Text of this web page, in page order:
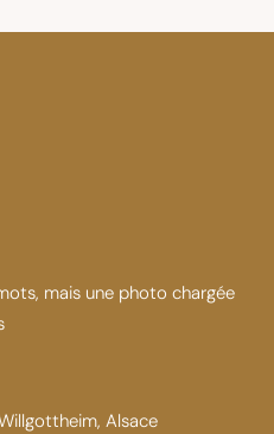
mais une photo chargée
Alsace